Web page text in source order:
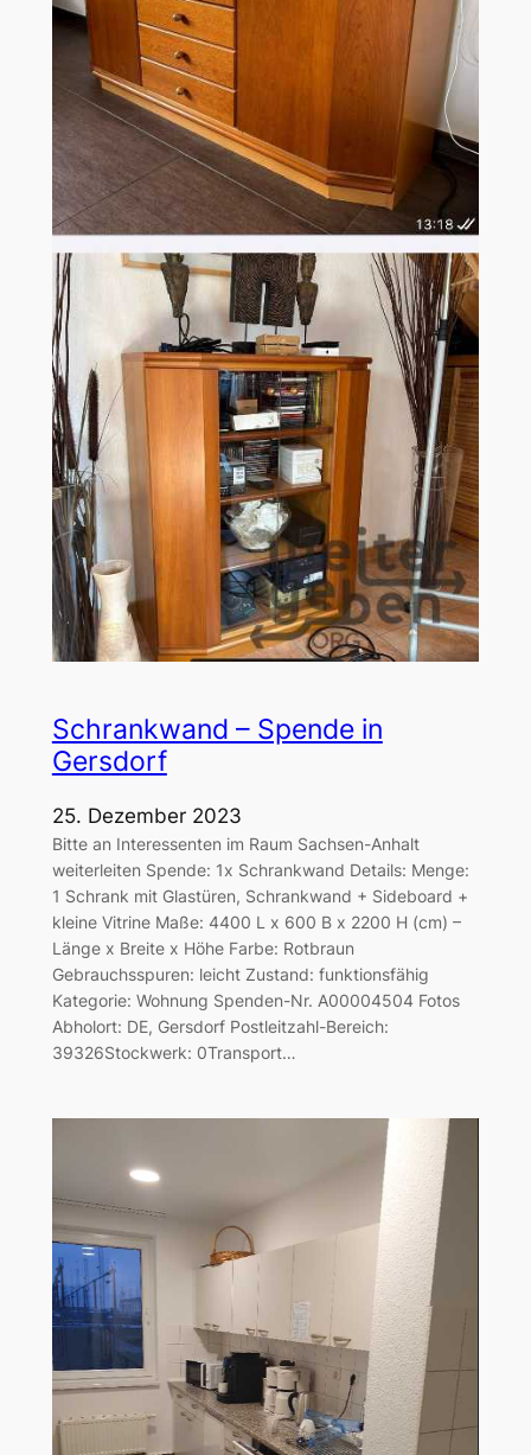
Schrankwand – Spende in
Gersdorf
25. Dezember 2023
Bitte an Interessenten im Raum Sachsen-Anhalt
weiterleiten Spende: 1x Schrankwand Details: Menge:
1 Schrank mit Glastüren, Schrankwand + Sideboard +
kleine Vitrine Maße: 4400 L x 600 B x 2200 H (cm) –
Länge x Breite x Höhe Farbe: Rotbraun
Gebrauchsspuren: leicht Zustand: funktionsfähig
Kategorie: Wohnung Spenden-Nr. A00004504 Fotos
Abholort: DE, Gersdorf Postleitzahl-Bereich:
39326Stockwerk: 0Transport…